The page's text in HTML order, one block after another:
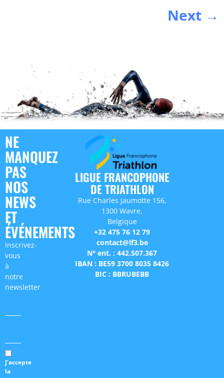
Next →
LIGUE FRANCOPHONE
DE TRIATHLON
Rue Charles Jaumotte 156,
1300 Wavre,
Belgique
+32 475 76 12 79
contact@lf3.be
N° ent. : 442.507.367
IBAN : BE59 3700 8035 8426
BIC : BBRUBEBB
NE
MANQUEZ
PAS
NOS
NEWS
ET
ÉVÉNEMENTS
Inscrivez-
vous
à
notre
newsletter
J’accepte
la